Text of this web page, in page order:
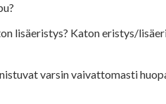
lisäeristys? Katon eristys/
varsin vaivattomasti